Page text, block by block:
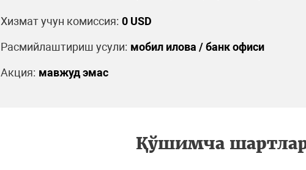
Хизмат учун комиссия: 0 USD
Расмийлаштириш усули: мобил илова / банк офиси
Акция: мавжуд эмас
Қўшимча